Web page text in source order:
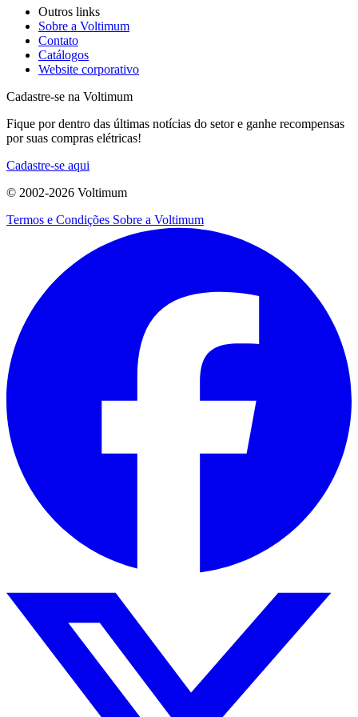
Outros links
Sobre a Voltimum
Contato
Catálogos
Website corporativo
Cadastre-se na Voltimum
Fique por dentro das últimas notícias do setor e ganhe recompensas
por suas compras elétricas!
Cadastre-se aqui
© 2002-2026 Voltimum
Termos e Condições Sobre a Voltimum